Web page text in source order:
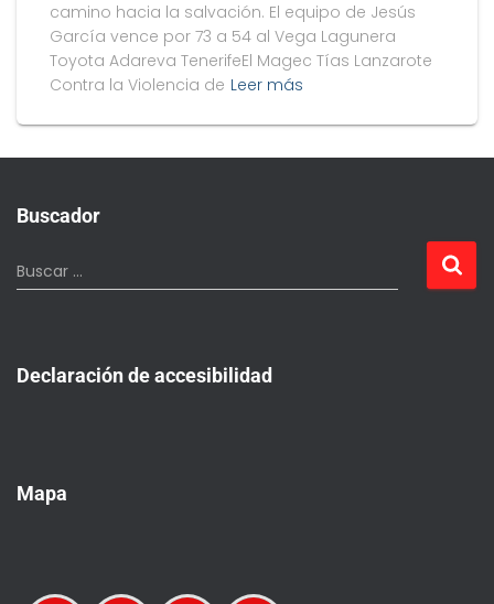
camino hacia la salvación. El equipo de Jesús
García vence por 73 a 54 al Vega Lagunera
Toyota Adareva TenerifeEl Magec Tías Lanzarote
Contra la Violencia de Leer más
Buscador
Buscar …
Declaración de accesibilidad
Mapa